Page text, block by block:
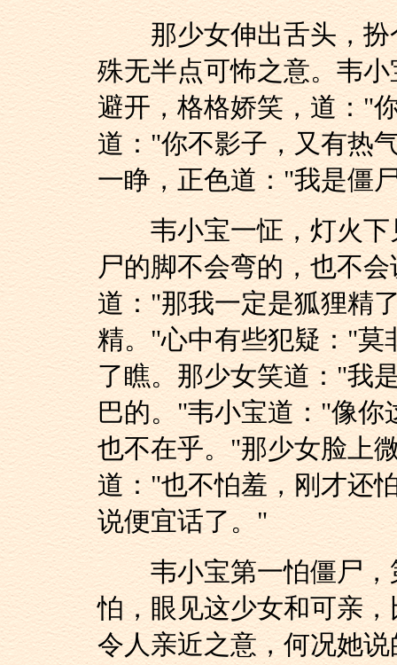
那少女伸出舌头，扮
殊无半点可怖之意。韦
避开，格格娇笑，道："
道："你不影子，又有热
一睁，正色道："我是僵
韦小宝一怔，灯火下
尸的脚不会弯的，也不
道："那我一定是狐狸精
精。"心中有些犯疑："莫
了瞧。那少女笑道："我
巴的。"韦小宝道："像你
也不在乎。"那少女脸上
道："也不怕羞，刚才还
说便宜话了。"
韦小宝第一怕僵尸，
怕，眼见这少女和可亲
令人亲近之意，何况她